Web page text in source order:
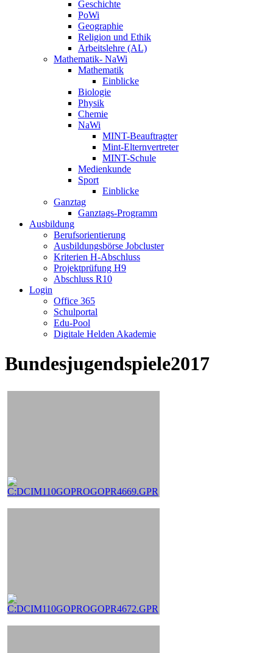
Geschichte
PoWi
Geographie
Religion und Ethik
Arbeitslehre (AL)
Mathematik- NaWi
Mathematik
Einblicke
Biologie
Physik
Chemie
NaWi
MINT-Beauftragter
Mint-Elternvertreter
MINT-Schule
Medienkunde
Sport
Einblicke
Ganztag
Ganztags-Programm
Ausbildung
Berufsorientierung
Ausbildungsbörse Jobcluster
Kriterien H-Abschluss
Projektprüfung H9
Abschluss R10
Login
Office 365
Schulportal
Edu-Pool
Digitale Helden Akademie
Bundesjugendspiele2017